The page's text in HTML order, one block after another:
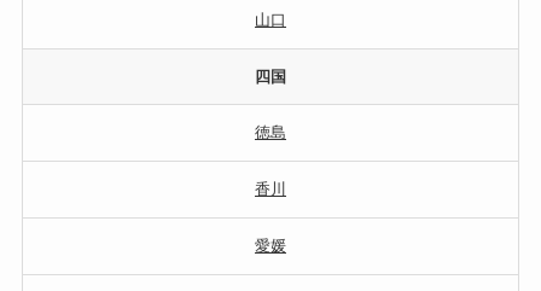
山口
四国
徳島
香川
愛媛